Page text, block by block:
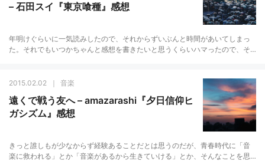
– 石田スイ『東京喰種』感想
年明けぐらいに一気読みしたので、それからずいぶんと時間があいてしまっ
た。それでもいつかちゃんと感想を書きたいと思うくらいハマったので、そ
2015.02.02
音楽
遠くで戦う友へ – amazarashi『夕日信仰ヒ
ガシズム』感想
きっと誰しもが少なからず経験あることだとは思うのだが、青春時代に「音
楽に救われる」とか「音楽があるから生きていける」とか、そんなことを思